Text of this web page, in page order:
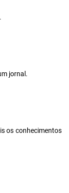
jornal.
os conhecimentos